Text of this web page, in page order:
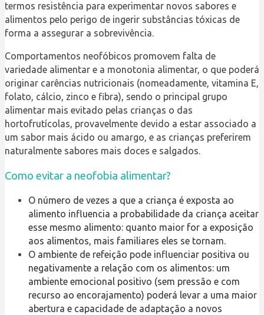
termos resistência para experimentar novos sabores e
alimentos pelo perigo de ingerir substâncias tóxicas de
forma a assegurar a sobrevivência.
Comportamentos neofóbicos promovem falta de
variedade alimentar e a monotonia alimentar, o que poderá
originar carências nutricionais (nomeadamente, vitamina E,
folato, cálcio, zinco e fibra), sendo o principal grupo
alimentar mais evitado pelas crianças o das
hortofrutícolas, provavelmente devido a estar associado a
um sabor mais ácido ou amargo, e as crianças preferirem
naturalmente sabores mais doces e salgados.
Como evitar a neofobia alimentar?
O número de vezes a que a criança é exposta ao
alimento influencia a probabilidade da criança aceitar
esse mesmo alimento: quanto maior for a exposição
aos alimentos, mais familiares eles se tornam.
O ambiente de refeição pode influenciar positiva ou
negativamente a relação com os alimentos: um
ambiente emocional positivo (sem pressão e com
recurso ao encorajamento) poderá levar a uma maior
abertura e capacidade de adaptação a novos